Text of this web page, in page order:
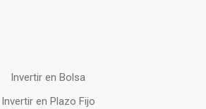
Invertir en Bolsa
Invertir en Plazo Fijo